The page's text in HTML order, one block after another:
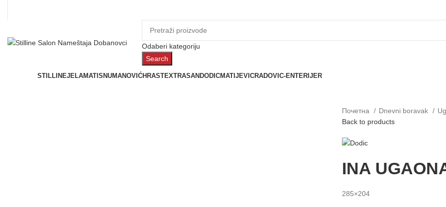
Odaberi kategoriju
Search
STILLINEJELAMATISNUMANOVIĆHRASTEXTRASANDODICMATIJEVICRADOVIC-ENTERIJER
Почетна Dnevni boravak
Back to products
INA
285×204